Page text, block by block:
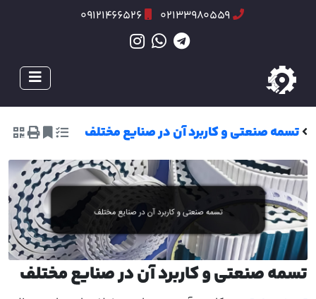
02133980559
09121466526
تسمه صنعتی و کاربرد آن در صنایع مختلف
تسمه صنعتی و کاربرد آن در صنایع مختلف